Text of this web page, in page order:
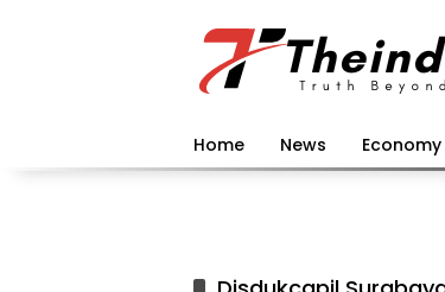
Home News Economy